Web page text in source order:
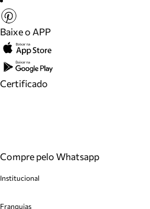
Baixe o APP
Certificado
Compre pelo Whatsapp
Institucional
Franquias